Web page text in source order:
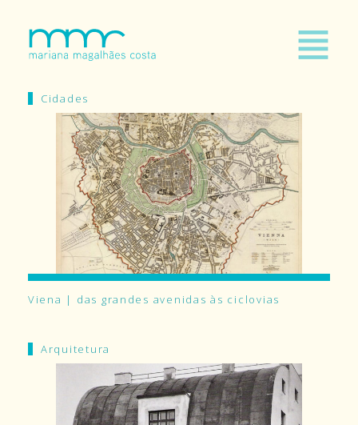
Cidades
Viena | das grandes avenidas às ciclovias
Arquitetura